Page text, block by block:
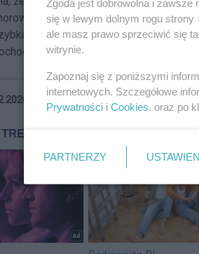
znaków ostrzegawczych
reakcja kierującej sprawiły, że
uniknęli poważnych obrażeń.
18:21
Zgoda jest dobrowolna i
się w lewym dolnym rogu strony
ale masz prawo sprzeciwić się
witrynie.
Zapoznaj się z poniższymi
internetowych. Szczegółowe
Prywatności i Cookies. oraz po
PARTNERZY